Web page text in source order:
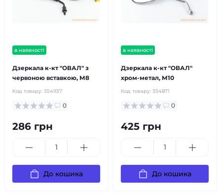
в наявності
Дзеркала к-кт "ОВАЛ" з
червоною вставкою, М8
Код товару: 354937
0
286 грн
До кошика
в наявності
Дзеркала к-кт "ОВАЛ"
хром-метал, М10
Код товару: 354871
0
425 грн
До кошика